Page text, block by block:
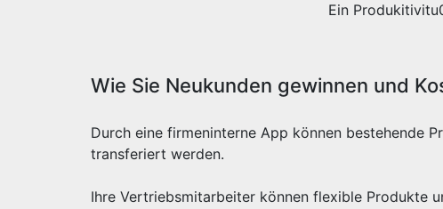
Ein
Wie Sie Neukunden gewinnen und
Durch eine firmeninterne App können bestehende
transferiert werden.
Ihre Vertriebsmitarbeiter können flexible Produkte